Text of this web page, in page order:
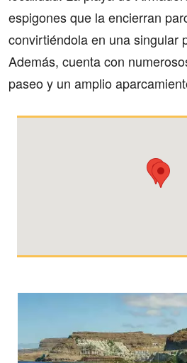
espigones que la encierran
convirtiéndola en una singular
Además, cuenta con
paseo y un amplio